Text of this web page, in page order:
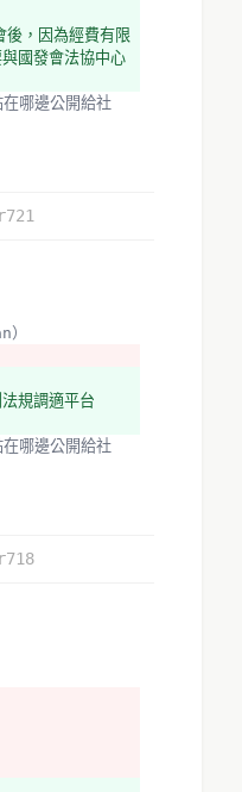
後，因為經費有限
國發會法協中心
）
規調適平台